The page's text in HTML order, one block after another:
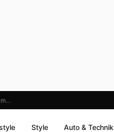
Style Auto & Technik